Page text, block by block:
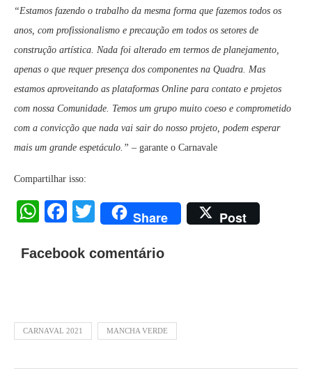
“Estamos fazendo o trabalho da mesma forma que fazemos todos os
anos, com profissionalismo e precaução em todos os setores de
construção artística. Nada foi alterado em termos de planejamento,
apenas o que requer presença dos componentes na Quadra. Mas
estamos aproveitando as plataformas Online para contato e projetos
com nossa Comunidade. Temos um grupo muito coeso e comprometido
com a convicção que nada vai sair do nosso projeto, podem esperar
mais um grande espetáculo.” – garante o Carnavale
Compartilhar isso:
WhatsApp
Facebook
Twitter
Share Post
Facebook comentário
CARNAVAL 2021 MANCHA VERDE